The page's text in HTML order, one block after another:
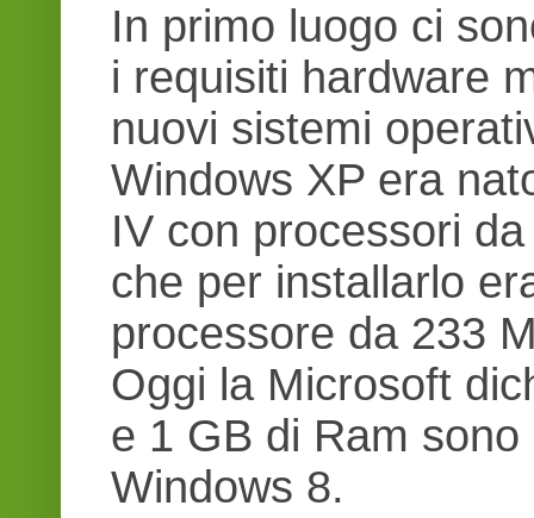
In primo luogo ci
i requisiti hardware
nuovi sistemi
Windows XP era
IV con processori
che per installarlo
processore da 233
Oggi la Microsoft
e 1 GB di Ram
Windows 8.